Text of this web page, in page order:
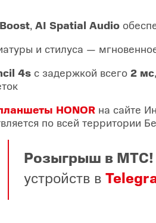
, AI Spatial Audio
и стилуса —
4s с задержкой всего 2 мс
HONOR на сайте
по всей территории
Розыгрыш в МТС!
устройств в